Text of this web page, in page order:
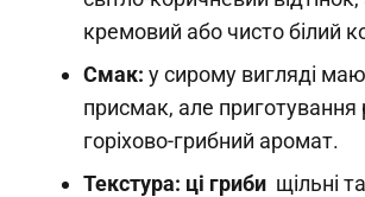
кремовий або чисто білий
Смак: у сирому вигляді
присмак, але приготування
горіхово-грибний аромат.
Текстура: ці гриби щільні